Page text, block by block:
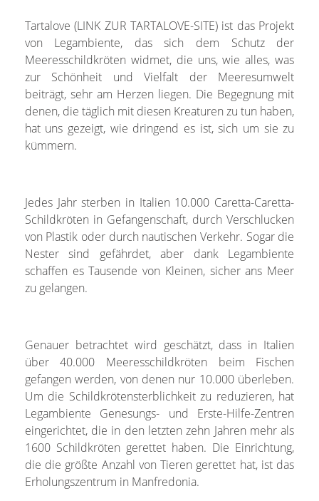
Tartalove (LINK ZUR TARTALOVE-SITE) ist das Projekt
von Legambiente, das sich dem Schutz der
Meeresschildkröten widmet, die uns, wie alles, was
zur Schönheit und Vielfalt der Meeresumwelt
beiträgt, sehr am Herzen liegen. Die Begegnung mit
denen, die täglich mit diesen Kreaturen zu tun haben,
hat uns gezeigt, wie dringend es ist, sich um sie zu
kümmern.
Jedes Jahr sterben in Italien 10.000 Caretta-Caretta-
Schildkröten in Gefangenschaft, durch Verschlucken
von Plastik oder durch nautischen Verkehr. Sogar die
Nester sind gefährdet, aber dank Legambiente
schaffen es Tausende von Kleinen, sicher ans Meer
zu gelangen.
Genauer betrachtet wird geschätzt, dass in Italien
über 40.000 Meeresschildkröten beim Fischen
gefangen werden, von denen nur 10.000 überleben.
Um die Schildkrötensterblichkeit zu reduzieren, hat
Legambiente Genesungs- und Erste-Hilfe-Zentren
eingerichtet, die in den letzten zehn Jahren mehr als
1600 Schildkröten gerettet haben. Die Einrichtung,
die die größte Anzahl von Tieren gerettet hat, ist das
Erholungszentrum in Manfredonia.